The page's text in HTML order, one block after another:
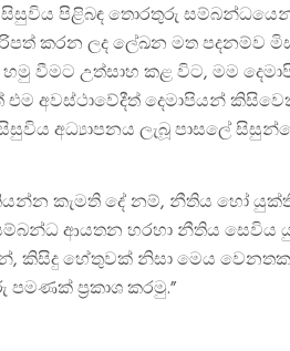
සිසුවිය පිළිබඳ තොරතුරු
කරන ලද ලේඛන මත පදනම්ව
වීමට උත්සාහ කළ විට, මම
අවස්ථාවේදීත් දෙමාපියන්
අධ්‍යාපනය ලැබූ පාසලේ
කැමති දේ නම්, නීතිය හෝ
ආයතන හරහා නීතිය සෙවිය
කිසිදු හේතුවක් නිසා මෙය
ප්‍රකාශ කරමු.”